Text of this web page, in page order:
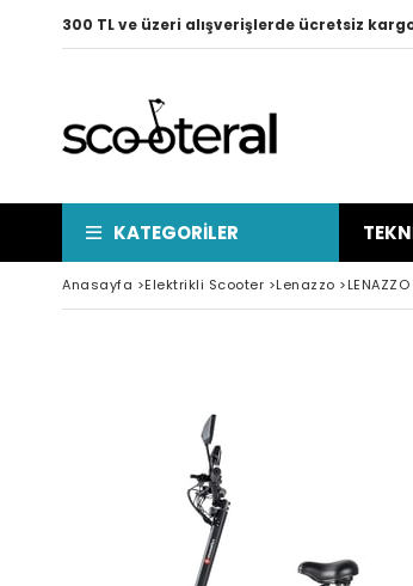
300 TL ve üzeri alışverişlerde ücretsiz
KATEGORILER
Anasayfa >Elektrikli Scooter >Lenazzo >